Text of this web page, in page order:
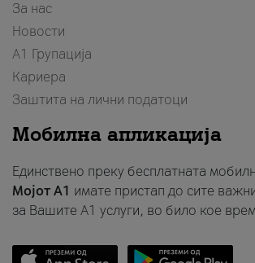
За нас
Новости
А1 Групација
Кариера
Заштита на лични податоци
Мобилна апликација
Единствено преку бесплатната
Мојот A1 имате пристап до сите
за Вашите A1 услуги, во било кое